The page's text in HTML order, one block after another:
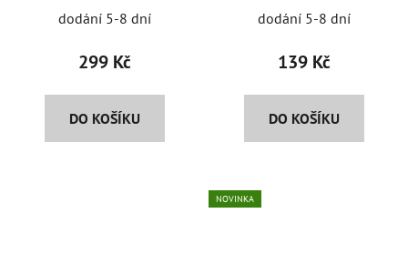
dodání 5-8 dní
299 Kč
DO KOŠÍKU
dodání 5-8 dní
139 Kč
DO KOŠÍKU
NOVINKA